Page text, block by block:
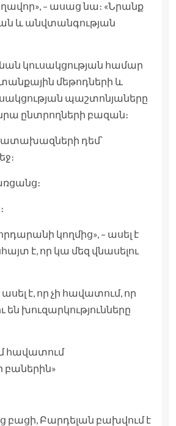
– ասաց նա։ «Նրանք
և անվտանգության
կուսակցության համար
մեթոդների և
պաշտոնյաները
ընտրողների բազան։
դեմ՝
կողմից», – ասել է
է, որ կա մեզ վնասելու
է, որ չի հավատում, որ
խուզարկությունները
հավատում
բաներին»
բացի, Բարդելան բախվում է